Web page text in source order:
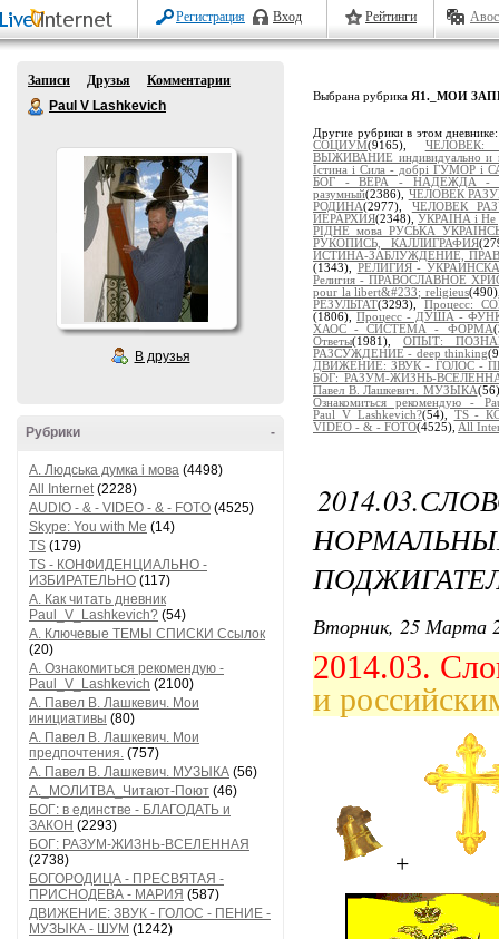
Регистрация Вход Рейтинги
Записи Друзья
Комментарии
Paul V Lashkevich
В друзья
-
Рубрики
A. Людська думка і мова (4498)
All Internet(2228)
AUDIO - & - VIDEO - & - FOTO (4525)
Skype: You with Me (14)
TS (179)
TS - КОНФИДЕНЦИАЛЬНО -
ИЗБИРАТЕЛЬНО (117)
А. Как читать дневник
Paul_V_Lashkevich? (54)
А. Ключевые ТЕМЫ СПИСКИ Ссылок
(20)
А. Ознакомиться рекомендую -
Paul_V_Lashkevich (2100)
А. Павел В. Лашкевич. Мои
инициативы (80)
А. Павел В. Лашкевич. Мои
предпочтения. (757)
А. Павел В. Лашкевич. МУЗЫКА (56)
А._МОЛИТВА_Читают-Поют (46)
БОГ: в единстве - БЛАГОДАТЬ и
ЗАКОН (2293)
БОГ: РАЗУМ-ЖИЗНЬ-ВСЕЛЕННАЯ
(2738)
БОГОРОДИЦА - ПРЕСВЯТАЯ -
ПРИСНОДЕВА - МАРИЯ (587)
ДВИЖЕНИЕ: ЗВУК - ГОЛОС - ПЕНИЕ -
МУЗЫКА - ШУМ (1242)
Выбрана рубрика Я1._МОИ
Другие рубрики в этом
СОЦИУМ(9165), ЧЕЛОВЕК:
ВЫЖИВАНИЕ индивидуально и
Істина і Сила - добрі ГУМОР і
БОГ - ВЕРА - НАДЕЖДА -
разумный(2386), ЧЕЛОВЕК
РОДИНА(2977), ЧЕЛОВЕК
ИЕРАРХИЯ(2348), УКРАЇНА і Не
РІДНЕ мова РУСЬКА
РУКОПИСЬ, КАЛЛИГРАФИЯ
ИСТИНА-ЗАБЛУЖДЕНИЕ,
(1343), РЕЛИГИЯ -
Религия - ПРАВОСЛАВНОЕ
pour la libert&#233; religieus
РЕЗУЛЬТАТ(3293), Процесс:
(1806), Процесс - ДУША -
ХАОС - СИСТЕМА - ФОРМА
Ответы(1981), ОПЫТ:
РАЗСУЖДЕНИЕ - deep thinking
ДВИЖЕНИЕ: ЗВУК - ГОЛОС -
БОГ: РАЗУМ-ЖИЗНЬ-
Павел В. Лашкевич. МУЗЫКА
Ознакомиться рекомендую -
Paul_V_Lashkevich?(54), TS -
VIDEO - & - FOTO(4525), All
Вторник, 25 Марта
2014.03.
и
+